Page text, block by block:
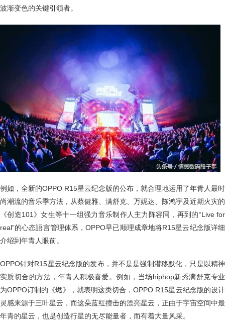
波渐变色的关键引领者。
例如，全新的OPPO R15星云纪念版的公布，就合理地运用了年青人最时
尚潮流的音乐季方法，从蔡健雅、满舒克、万妮达、陈鸿宇及近期火灾的
《创造101》女生等十一组强力音乐制作人主力阵容同，再到的“Live for
real”的心态語言管理体系，OPPO早已顺理成章地将R15星云纪念版详细
介绍到年青人眼前。
OPPO针对R15星云纪念版的发布，并不是是强制潜移默化，只是以精神
实质切合的方法，年青人积极喜爱。例如，当场hiphop新秀满舒克专业
为OPPO订制的《燃》，就表明这类切合，OPPO R15星云纪念版的设计
灵感来源于三叶星云，而这朵蓝红撞击的漂亮星云，正由于宇宙空间中最
年青的星云，也是创造行星的无尽能量者，而有着大量风采。